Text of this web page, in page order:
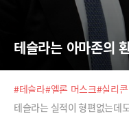
테슬라는 아마존의
#테슬라#엘론 머스크#실리
테슬라는 실적이 형편없는데